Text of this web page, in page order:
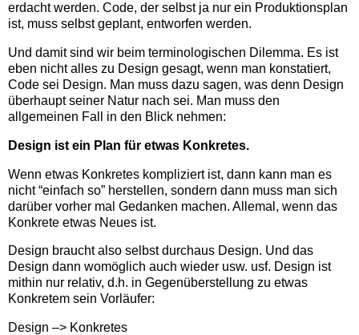
erdacht werden. Code, der selbst ja nur ein Produktionsplan
ist, muss selbst geplant, entworfen werden.
Und damit sind wir beim terminologischen Dilemma. Es ist
eben nicht alles zu Design gesagt, wenn man konstatiert,
Code sei Design. Man muss dazu sagen, was denn Design
überhaupt seiner Natur nach sei. Man muss den
allgemeinen Fall in den Blick nehmen:
Design ist ein Plan für etwas Konkretes.
Wenn etwas Konkretes kompliziert ist, dann kann man es
nicht “einfach so” herstellen, sondern dann muss man sich
darüber vorher mal Gedanken machen. Allemal, wenn das
Konkrete etwas Neues ist.
Design braucht also selbst durchaus Design. Und das
Design dann womöglich auch wieder usw. usf. Design ist
mithin nur relativ, d.h. in Gegenüberstellung zu etwas
Konkretem sein Vorläufer:
Design –> Konkretes